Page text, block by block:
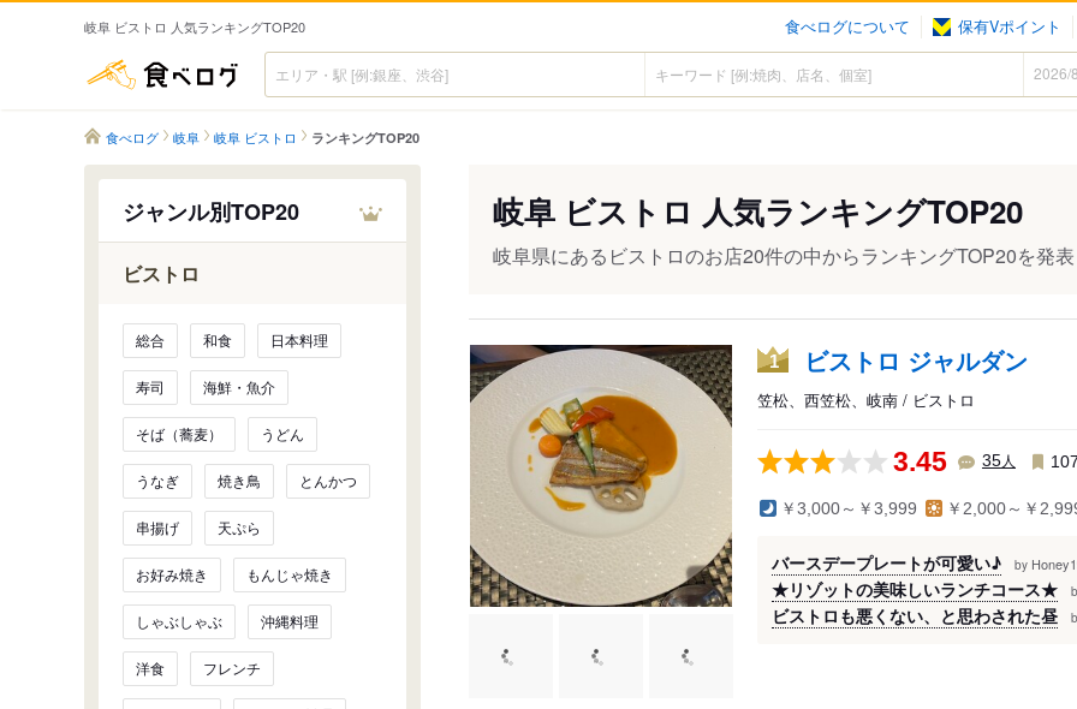
岐阜 ビストロ 人気ランキングTOP20 食べログについて 保有Vポイント
食べログ
食べログ 岐阜 岐阜 ビストロ ランキングTOP20
ジャンル別TOP20
ビストロ
総合 和食 日本料理
寿司 海鮮・魚介
そば（蕎麦） うどん
うなぎ 焼き鳥 とんかつ
串揚げ 天ぷら
お好み焼き もんじゃ焼き
しゃぶしゃぶ 沖縄料理
洋食 フレンチ
岐阜 ビストロ 人気ランキングTOP20
岐阜県にあるビストロのお店20件の中からランキングTOP20を発表
1 ビストロ ジャルダン
笠松、西笠松、岐南 / ビストロ
3.45 35人
￥3,000～￥3,999 ￥2,000～￥
バースデープレートが可愛い♪ by
★リゾットの美味しいランチコース★
ビストロも悪くない、と思わされた昼